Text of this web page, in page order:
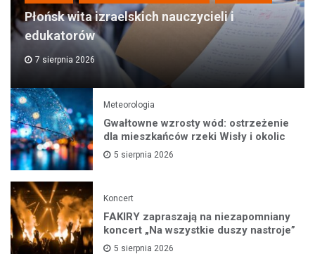
Płońsk wita izraelskich nauczycieli i
edukatorów
7 sierpnia 2026
Meteorologia
Gwałtowne wzrosty wód: ostrzeżenie
dla mieszkańców rzeki Wisły i okolic
5 sierpnia 2026
Koncert
FAKIRY zapraszają na niezapomniany
koncert „Na wszystkie duszy nastroje”
5 sierpnia 2026